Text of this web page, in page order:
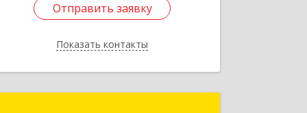
Отправить заявку
Показать контакты
Отправить заявку
Назад